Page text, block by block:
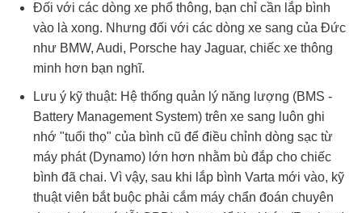
Đối với các dòng xe phổ thông, bạn chỉ cần lắp bình
vào là xong. Nhưng đối với các dòng xe sang của Đức
như BMW, Audi, Porsche hay Jaguar, chiếc xe thông
minh hơn bạn nghĩ.
Lưu ý kỹ thuật: Hệ thống quản lý năng lượng (BMS -
Battery Management System) trên xe sang luôn ghi
nhớ "tuổi thọ" của bình cũ để điều chỉnh dòng sạc từ
máy phát (Dynamo) lớn hơn nhằm bù đắp cho chiếc
bình đã chai. Vì vậy, sau khi lắp bình Varta mới vào, kỹ
thuật viên bắt buộc phải cắm máy chẩn đoán chuyên